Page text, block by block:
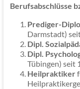
Berufsabschlüsse
Prediger-
Darmstadt)
Dipl.
Dipl.
Tübingen) seit
Heilpraktiker